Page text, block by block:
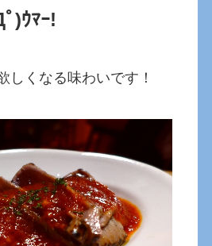
)ｳﾏｰ!
しくなる味わいです！